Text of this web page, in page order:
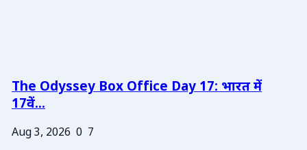
The Odyssey Box Office Day 17: भारत में
17वें...
Aug 3, 2026 0 7